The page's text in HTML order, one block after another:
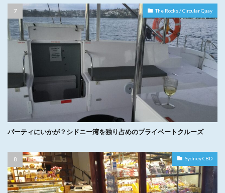
The Rocks / Circular Quay
パーティにいかが？シドニー湾を独り占めのプライベートクルーズ
Sydney CBD